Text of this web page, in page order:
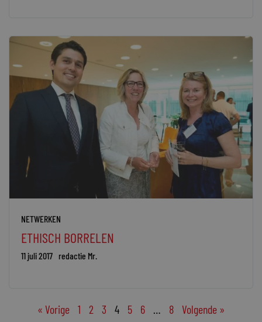
NETWERKEN
ETHISCH BORRELEN
11 juli 2017 redactie Mr.
« Vorige 1 2 3 4 5 6 … 8 Volgende »